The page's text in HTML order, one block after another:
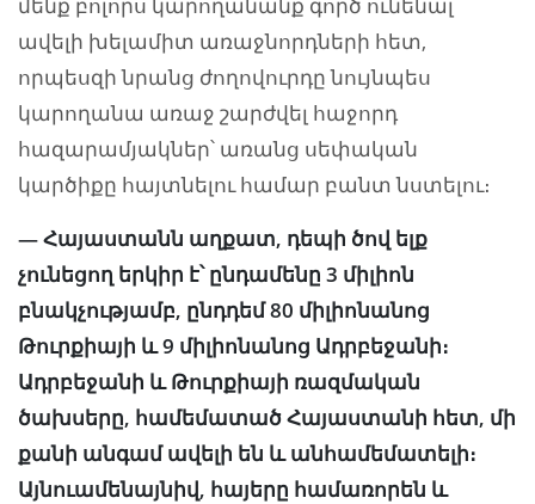
ավելի խելամիտ առաջնորդների հետ,
որպեսզի նրանց ժողովուրդը նույնպես
կարողանա առաջ շարժվել հաջորդ
հազարամյակներ՝ առանց սեփական
կարծիքը հայտնելու համար բանտ նստելու։
— Հայաստանն աղքատ, դեպի ծով ելք
չունեցող երկիր է՝ ընդամենը 3 միլիոն
բնակչությամբ, ընդդեմ 80 միլիոնանոց
Թուրքիայի և 9 միլիոնանոց Ադրբեջանի։
Ադրբեջանի և Թուրքիայի ռազմական
ծախսերը, համեմատած Հայաստանի հետ, մի
քանի անգամ ավելի են և անհամեմատելի։
Այնուամենայնիվ, հայերը համառորեն և